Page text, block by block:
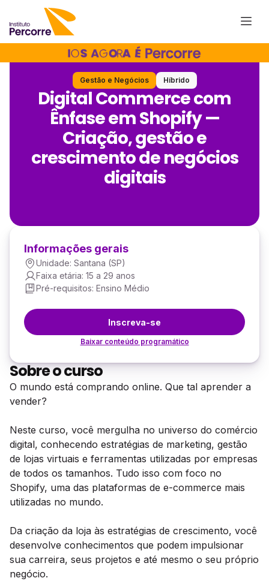
Gestão e Negócios Híbrido
Digital Commerce com
Ênfase em Shopify —
Criação, gestão e
crescimento de negócios
digitais
Sobre o curso
O mundo está comprando online. Que tal aprender a
vender?
Neste curso, você mergulha no universo do comércio
digital, conhecendo estratégias de marketing, gestão
de lojas virtuais e ferramentas utilizadas por empresas
de todos os tamanhos. Tudo isso com foco no
Shopify, uma das plataformas de e-commerce mais
utilizadas no mundo.
Da criação da loja às estratégias de crescimento, você
desenvolve conhecimentos que podem impulsionar
sua carreira, seus projetos e até mesmo o seu próprio
negócio.
Informações gerais
Unidade: Santana (SP)
Faixa etária: 15 a 29 anos
Pré-requisitos: Ensino Médio
Inscreva-se
Baixar conteúdo programático